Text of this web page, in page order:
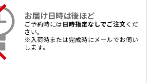
お届け日時は後ほど
ご予約時には 日時指定なしでご注文 くだ
さい。
※入荷時または完成時にメールでお伺い
します。